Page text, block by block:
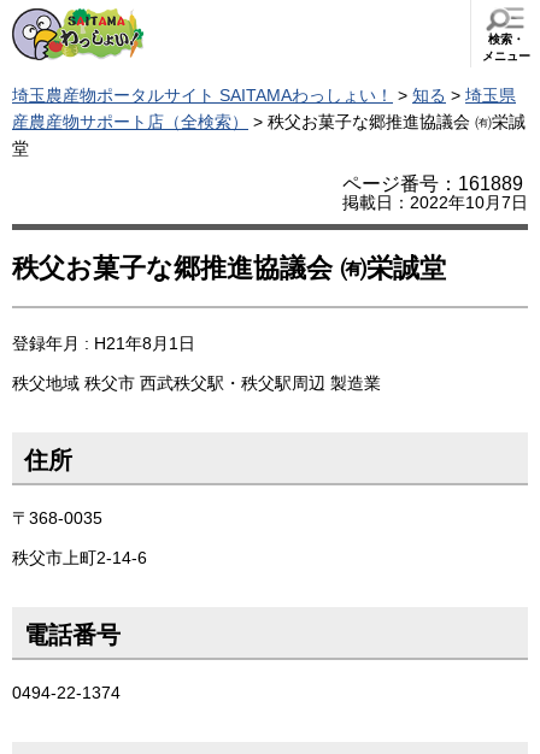
検索・
メニュー
埼玉農産物ポータルサイト SAITAMAわっしょい！ > 知る > 埼玉県
産農産物サポート店（全検索）
> 秩父お菓子な郷推進協議会 ㈲栄誠
堂
ページ番号：161889
掲載日：2022年10月7日
秩父お菓子な郷推進協議会 ㈲栄誠堂
登録年月 : H21年8月1日
秩父地域 秩父市 西武秩父駅・秩父駅周辺 製造業
住所
〒368-0035
秩父市上町2-14-6
電話番号
0494-22-1374